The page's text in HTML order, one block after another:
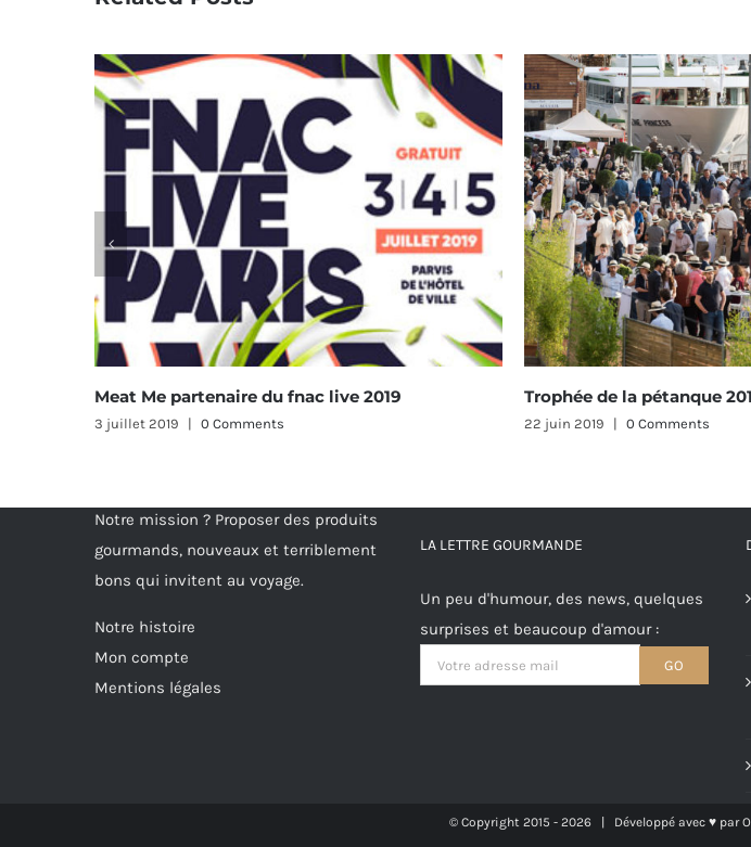
fnac live 2019 Trophée de la pétanque 2019
22 juin 2019
Pizza
29 mai
Notre mission ? Proposer des produits
gourmands, nouveaux et terriblement
bons qui invitent au voyage.
Notre histoire
Mon compte
Mentions légales
LA LETTRE GOURMANDE
Un peu d'humour, des news, quelques
surprises et beaucoup d'amour :
© Copyright 2015 - 2026 | Développé avec ♥ par